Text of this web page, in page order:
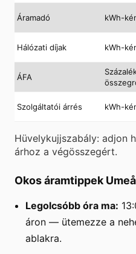
Áramadó kWh-
Hálózati díjak kWh-
ÁFA
Szolgáltatói árrés kWh-
Hüvelykujjszabály: adjon
árhoz a végösszegért.
Okos áramtippek
Legolcsóbb óra ma:
áron — ütemezze a
ablakra.